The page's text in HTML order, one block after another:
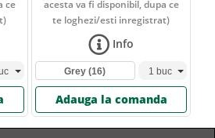
ce
acesta va fi disponibil, dupa ce
te loghezi/esti inregistrat)
Info
Grey (16)
Adauga la comanda